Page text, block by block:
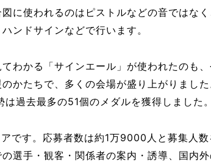
に使われるのはピストルなどの音ではな
ンドサインなどで行います。
わかる「サインエール」が使われたのも
かたちで、多くの会場が盛り上がりまし
過去最多の51個のメダルを獲得しました。
す。応募者数は約1万9000人と募集人数
選手・観客・関係者の案内・誘導、国内